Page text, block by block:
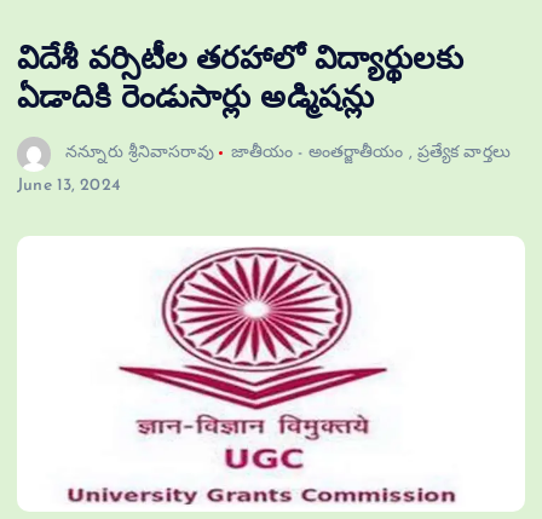
విదేశీ వర్సిటీల తరహాలో విద్యార్థులకు
ఏడాదికి రెండుసార్లు అడ్మిషన్లు
నన్నూరు శ్రీనివాసరావు జాతీయం - అంతర్జాతీయం , ప్రత్యేక వార్తలు
June 13, 2024